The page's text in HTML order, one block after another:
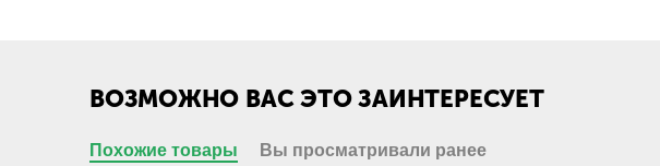
распределения электроэнергии;
ВОЗМОЖНО ВАС ЭТО ЗАИНТЕРЕСУЕТ
Похожие товары Вы просматривали ранее